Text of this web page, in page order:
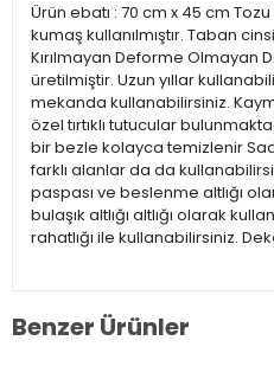
Ürün ebatı : 70 cm x 45 cm
kumaş kullanılmıştır. Taban
Kırılmayan Deforme Olmayan
üretilmiştir. Uzun yıllar
mekanda kullanabilirsiniz.
özel tırtıklı tutucular
bir bezle kolayca temizlenir
farklı alanlar da da
paspası ve beslenme altlığı
bulaşık altlığı altlığı olarak
rahatlığı ile kullanabilirsiniz.
Benzer Ürünler